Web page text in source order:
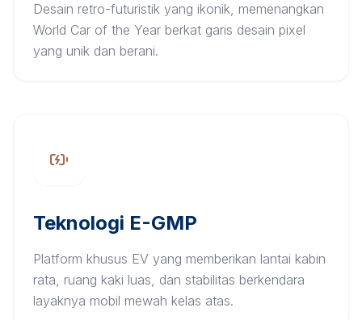
Desain retro-futuristik yang ikonik, memenangkan
World Car of the Year berkat garis desain pixel
yang unik dan berani.
Teknologi E-GMP
Platform khusus EV yang memberikan lantai kabin
rata, ruang kaki luas, dan stabilitas berkendara
layaknya mobil mewah kelas atas.